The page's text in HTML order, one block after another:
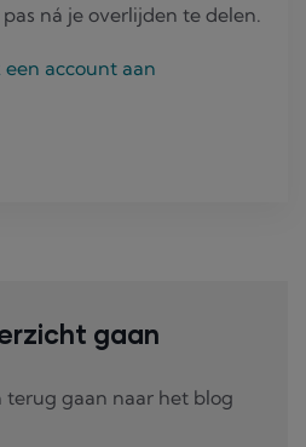
ná je overlijden te delen.
een account aan
gaan
terug gaan naar het blog